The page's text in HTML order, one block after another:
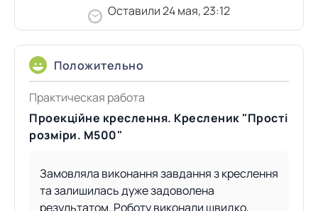
Оставили 24 мая, 23:12
Положительно
Практическая работа
Проекційне креслення. Кресленик "Прості
розміри. М500"
Замовляла виконання завдання з креслення
та залишилась дуже задоволена
результатом. Роботу виконали швидко,